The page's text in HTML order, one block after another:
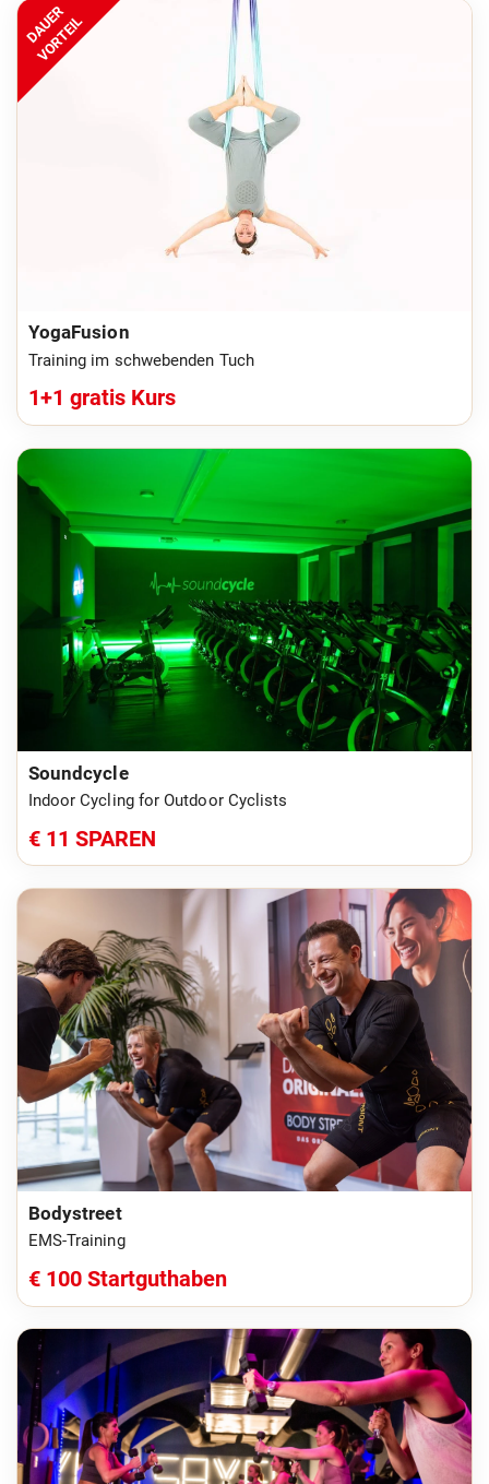
DAUER
VORTEIL
YogaFusion
Training im schwebenden Tuch
1+1 gratis Kurs
Soundcycle
Indoor Cycling for Outdoor Cyclists
€ 11 SPAREN
Bodystreet
EMS-Training
€ 100 Startguthaben